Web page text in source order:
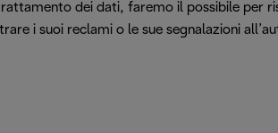
dei dati, faremo il possibile per
i suoi reclami o le sue segnalazioni